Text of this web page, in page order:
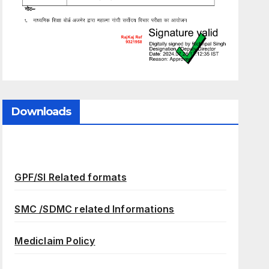
Downloads
GPF/SI Related formats
SMC /SDMC related Informations
Mediclaim Policy